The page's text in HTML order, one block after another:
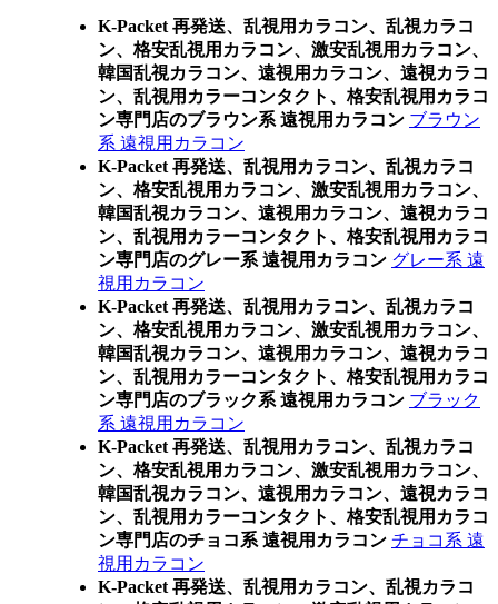
K-Packet 再発送、乱視用カラコン、乱視カラコ
ン、格安乱視用カラコン、激安乱視用カラコン、
韓国乱視カラコン、遠視用カラコン、遠視カラコ
ン、乱視用カラーコンタクト、格安乱視用カラコ
ン専門店のブラウン系 遠視用カラコン ブラウン
系 遠視用カラコン
K-Packet 再発送、乱視用カラコン、乱視カラコ
ン、格安乱視用カラコン、激安乱視用カラコン、
韓国乱視カラコン、遠視用カラコン、遠視カラコ
ン、乱視用カラーコンタクト、格安乱視用カラコ
ン専門店のグレー系 遠視用カラコン グレー系 遠
視用カラコン
K-Packet 再発送、乱視用カラコン、乱視カラコ
ン、格安乱視用カラコン、激安乱視用カラコン、
韓国乱視カラコン、遠視用カラコン、遠視カラコ
ン、乱視用カラーコンタクト、格安乱視用カラコ
ン専門店のブラック系 遠視用カラコン ブラック
系 遠視用カラコン
K-Packet 再発送、乱視用カラコン、乱視カラコ
ン、格安乱視用カラコン、激安乱視用カラコン、
韓国乱視カラコン、遠視用カラコン、遠視カラコ
ン、乱視用カラーコンタクト、格安乱視用カラコ
ン専門店のチョコ系 遠視用カラコン チョコ系 遠
視用カラコン
K-Packet 再発送、乱視用カラコン、乱視カラコ